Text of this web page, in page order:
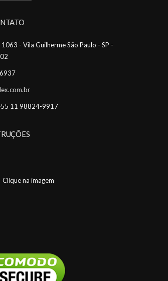
1063 - Vila Guilherme São Paulo - SP -
11 98824-9917
Clique na imagem